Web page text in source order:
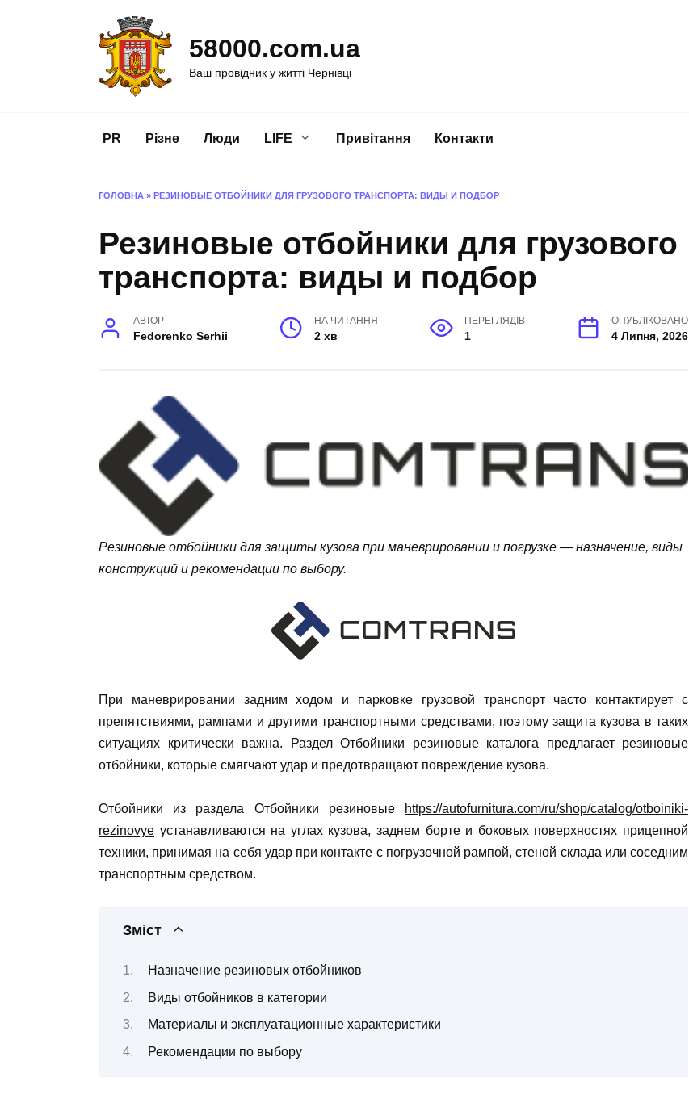
58000.com.ua
Ваш провідник у житті Чернівці
PR Різне Люди LIFE Привітання Контакти
ГОЛОВНА » РЕЗИНОВЫЕ ОТБОЙНИКИ ДЛЯ ГРУЗОВОГО ТРАНСПОРТА: ВИДЫ И ПОДБОР
Резиновые отбойники для грузового
транспорта: виды и подбор
АВТОР
Fedorenko Serhii
НА ЧИТАННЯ
2 хв
ПЕРЕГЛЯДІВ
1
ОПУБЛІКОВАНО
4 Липня, 2026
Резиновые отбойники для защиты кузова при маневрировании и погрузке — назначение, виды
конструкций и рекомендации по выбору.
При маневрировании задним ходом и парковке грузовой транспорт часто контактирует с
препятствиями, рампами и другими транспортными средствами, поэтому защита кузова в таких
ситуациях критически важна. Раздел Отбойники резиновыекаталога предлагает резиновые
отбойники, которые смягчают удар и предотвращают повреждение кузова.
Отбойники из раздела Отбойники резиновые
https://autofurnitura.com/ru/shop/catalog/otboiniki-
rezinovye устанавливаются на углах кузова, заднем борте и боковых поверхностях прицепной
техники, принимая на себя удар при контакте с погрузочной рампой, стеной склада или соседним
транспортным средством.
Зміст
Назначение резиновых отбойников
Виды отбойников в категории
Материалы и эксплуатационные характеристики
Рекомендации по выбору